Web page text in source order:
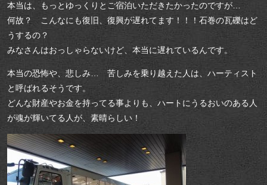
本当は、もっとゆっくりとご宿泊いただきたかったのですが…
何故？ こんなにも復旧、復興が遅れてます！！！石巻の瓦礫はど
うするの？
みなさんはおっしゃらないけど、本当に遅れているんです。
本当の恐怖や、悲しみ… 苦しみを乗り越えた人は、ハーティスト
と呼ばれるそうです。
どんな財産やお金を持ってる事よりも、ハートにうるおいのある人
が魂が輝いてる人が、素晴らしい！